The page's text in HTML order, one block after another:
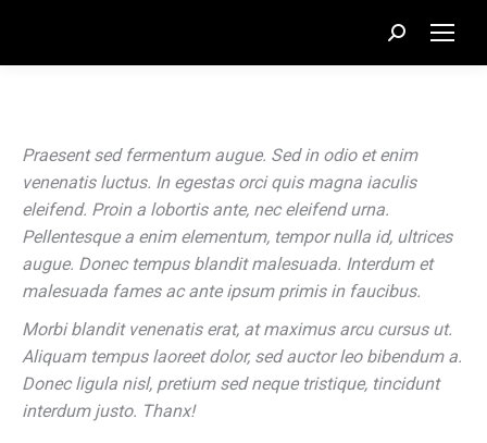
Recherche
:
Praesent sed fermentum augue. Sed in odio et enim
venenatis luctus. In egestas orci quis magna iaculis
eleifend. Proin a lobortis ante, nec eleifend urna.
Pellentesque a enim elementum, tempor nulla id, ultrices
augue. Donec tempus blandit malesuada. Interdum et
malesuada fames ac ante ipsum primis in faucibus.
Morbi blandit venenatis erat, at maximus arcu cursus ut.
Aliquam tempus laoreet dolor, sed auctor leo bibendum a.
Donec ligula nisl, pretium sed neque tristique, tincidunt
interdum justo. Thanx!